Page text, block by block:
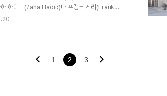
하 하디드(Zaha Hadid)나 프랭크 게리(Frank
험이 있으신가요? 물결치듯 흐르는 곡선, 중력을
벽을 넘어야 하기 때문이죠. 여기서 위드웍스의 치
디자인을 그대로 유지하면서,합리적인 비용으로, 안..
1 2 3